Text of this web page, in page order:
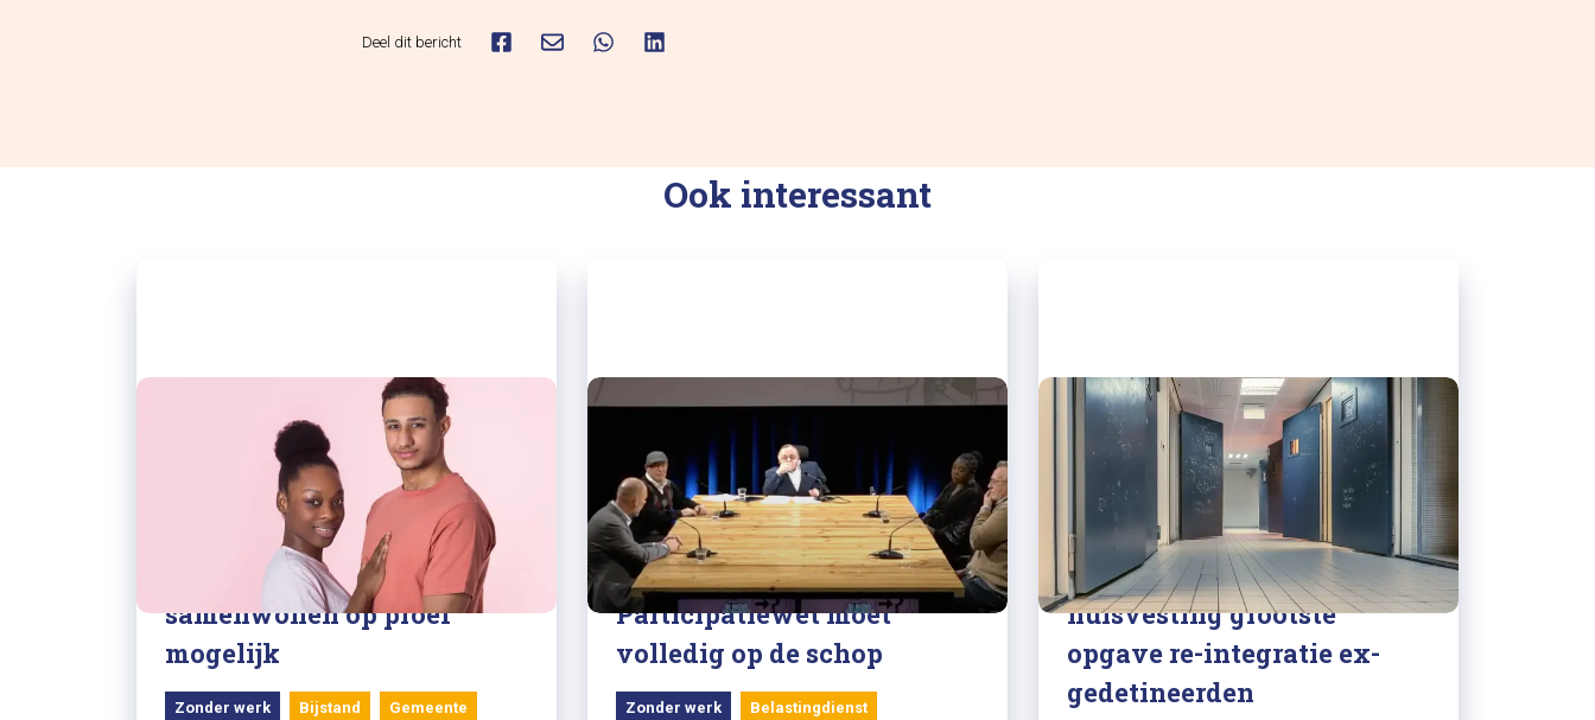
Deel dit bericht
Ook interessant
Tilburg maakt
samenwonen op proef
mogelijk
Zonder werk Bijstand Gemeente
03/12/2021
Uitzending 'Pakhuis':
Participatiewet moet
volledig op de schop
Zonder werk Belastingdienst
12/08/2024
Binnenlands Bestuur:
huisvesting grootste
opgave re-integratie ex-
gedetineerden